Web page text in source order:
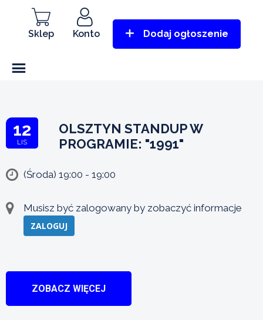
Sklep Konto Dodaj ogłoszenie
12
LIS
OLSZTYN STANDUP W
PROGRAMIE: "1991"
(Środa) 19:00 - 19:00
Musisz być zalogowany by zobaczyć informacje
ZALOGUJ
ZOBACZ WIĘCEJ